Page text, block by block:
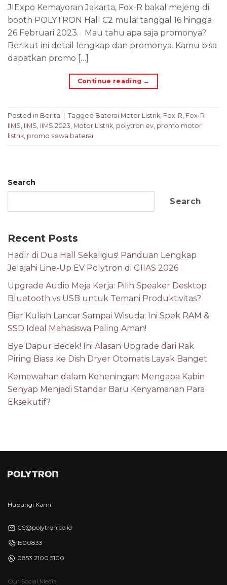
JIExpo Kemayoran Jakarta, Fox-R bakal mejeng di
booth POLYTRON Hall C2 mulai tanggal 16 hingga
26 Februari 2023. Mau tahu apa saja promonya?
Berikut ini detail lengkap dan promonya. Kamu bisa
dapatkan promo […]
Continue reading →
Posted in Berita Tagged Baterai Motor Listrik, Fox-R, Fox-R
IIMS, IIMS, IIMS 2023, Motor Listrik, polytron ev, promo motor
listrik, promo sewa baterai
Search
Search
Recent Posts
Hadir di Dua Hall Sekaligus! Panduan Lengkap
Jelajahi Line-Up EV Polytron di GIIAS 2026
Upgrade Audio Meja Kerja: Pilih Speaker Desktop
Bluetooth vs USB untuk Temani Produktivitas?
Biar Kuliah Lancar Sampai Wisuda: Ini Spek RAM &
SSD Ideal Mahasiswa Paling Aman!
Bye Dapur Becek! Ini Alasan Upgrade dari Rak
Piring Biasa ke Dish Dryer Otomatis Layak Banget
Kemewahan dalam Keheningan: Mengapa Kabin
Senyap Menjadi Standar Baru Kenyamanan Para
Eksekutif?
Hubungi Kami
CS@polytron.co.id
1500833
0853 2100 5100
Our Social Media